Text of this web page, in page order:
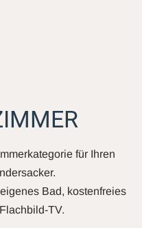
für Ihren
Bad, kostenfreies
TV.